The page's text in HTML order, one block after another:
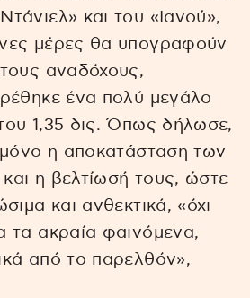
και του «Ιανού»,
μέρες θα υπογραφούν
αναδόχους,
ένα πολύ μεγάλο
1,35 δις. Όπως δήλωσε,
μόνο η αποκατάσταση των
η βελτίωσή τους, ώστε
και ανθεκτικά, «όχι
τα ακραία φαινόμενα,
από το παρελθόν»,